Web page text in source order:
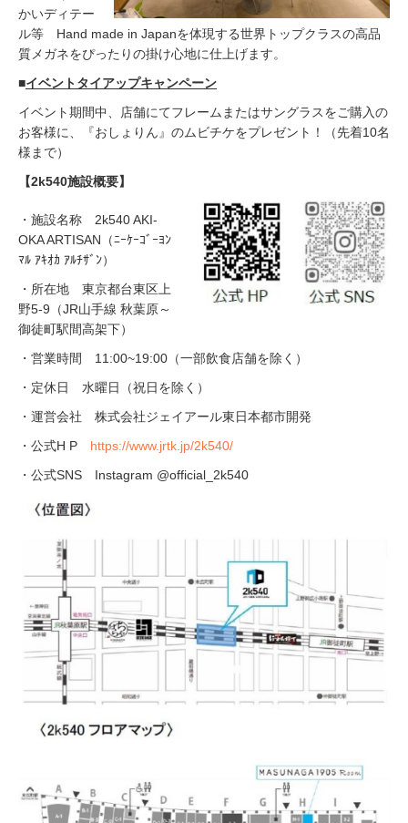
かいディテー
ル等 Hand made in Japanを体現する世界トップクラスの高品
質メガネをぴったりの掛け心地に仕上げます。
■イベントタイアップキャンペーン
イベント期間中、店舗にてフレームまたはサングラスをご購入の
お客様に、『おしょりん』のムビチケをプレゼント！（先着10名
様まで）
【2k540施設概要】
・施設名称 2k540 AKI-
OKA ARTISAN（ﾆｰｹｰｺﾞｰﾖﾝ
ﾏﾙ ｱｷｵｶ ｱﾙﾁｻﾞﾝ）
・所在地 東京都台東区上
野5-9（JR山手線 秋葉原～
御徒町駅間高架下）
・営業時間 11:00~19:00（一部飲食店舗を除く）
・定休日 水曜日（祝日を除く）
・運営会社 株式会社ジェイアール東日本都市開発
・公式H P https://www.jrtk.jp/2k540/
・公式SNS Instagram @official_2k540